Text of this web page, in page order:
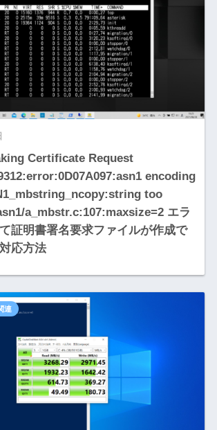
Certificate Request
encoding
too
a_mbstr.c:107:maxsize=2 エラ
証明書署名要求ファイルが作成で
応方法
連